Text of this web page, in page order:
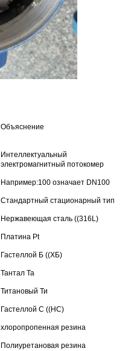
Объяснение
Интеллектуальный
электромагнитный потокомер
Например:100 означает DN100
Стандартный стационарный тип
Нержавеющая сталь ((316L)
Платина Pt
Гастеллой Б ((ХБ)
Тантал Ta
Титановый Ти
Гастеллой C ((HC)
хлоропропенная резина
Полиуретановая резина